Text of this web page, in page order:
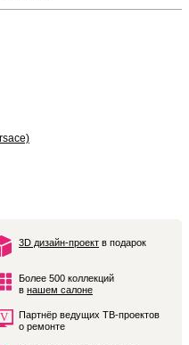
3D дизайн-проект в подарок
Более 500 коллекций
в нашем салоне
Партнёр ведущих ТВ-проектов
о ремонте